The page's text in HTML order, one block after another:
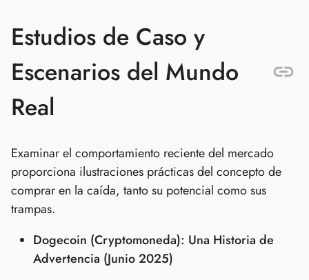
Estudios de Caso y
Escenarios del Mundo
Real
Examinar el comportamiento reciente del mercado
proporciona ilustraciones prácticas del concepto de
comprar en la caída, tanto su potencial como sus
trampas.
Dogecoin (Cryptomoneda): Una Historia de
Advertencia (Junio 2025)